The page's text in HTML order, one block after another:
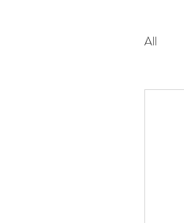
All